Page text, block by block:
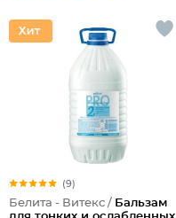
(9)
Белита - Витекс / Бальзам